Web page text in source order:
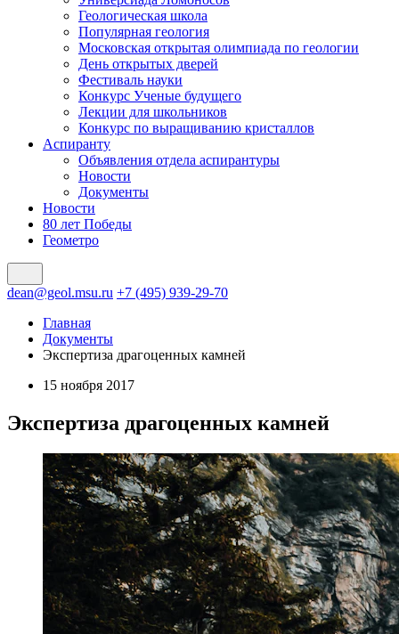
Геологическая школа
Популярная геология
Московская открытая олимпиада по геологии
День открытых дверей
Фестиваль науки
Конкурс Ученые будущего
Лекции для школьников
Конкурс по выращиванию кристаллов
Аспиранту
Объявления отдела аспирантуры
Новости
Документы
Новости
80 лет Победы
Геометро
dean@geol.msu.ru +7 (495) 939-29-70
Главная
Документы
Экспертиза драгоценных камней
15 ноября 2017
Экспертиза драгоценных камней